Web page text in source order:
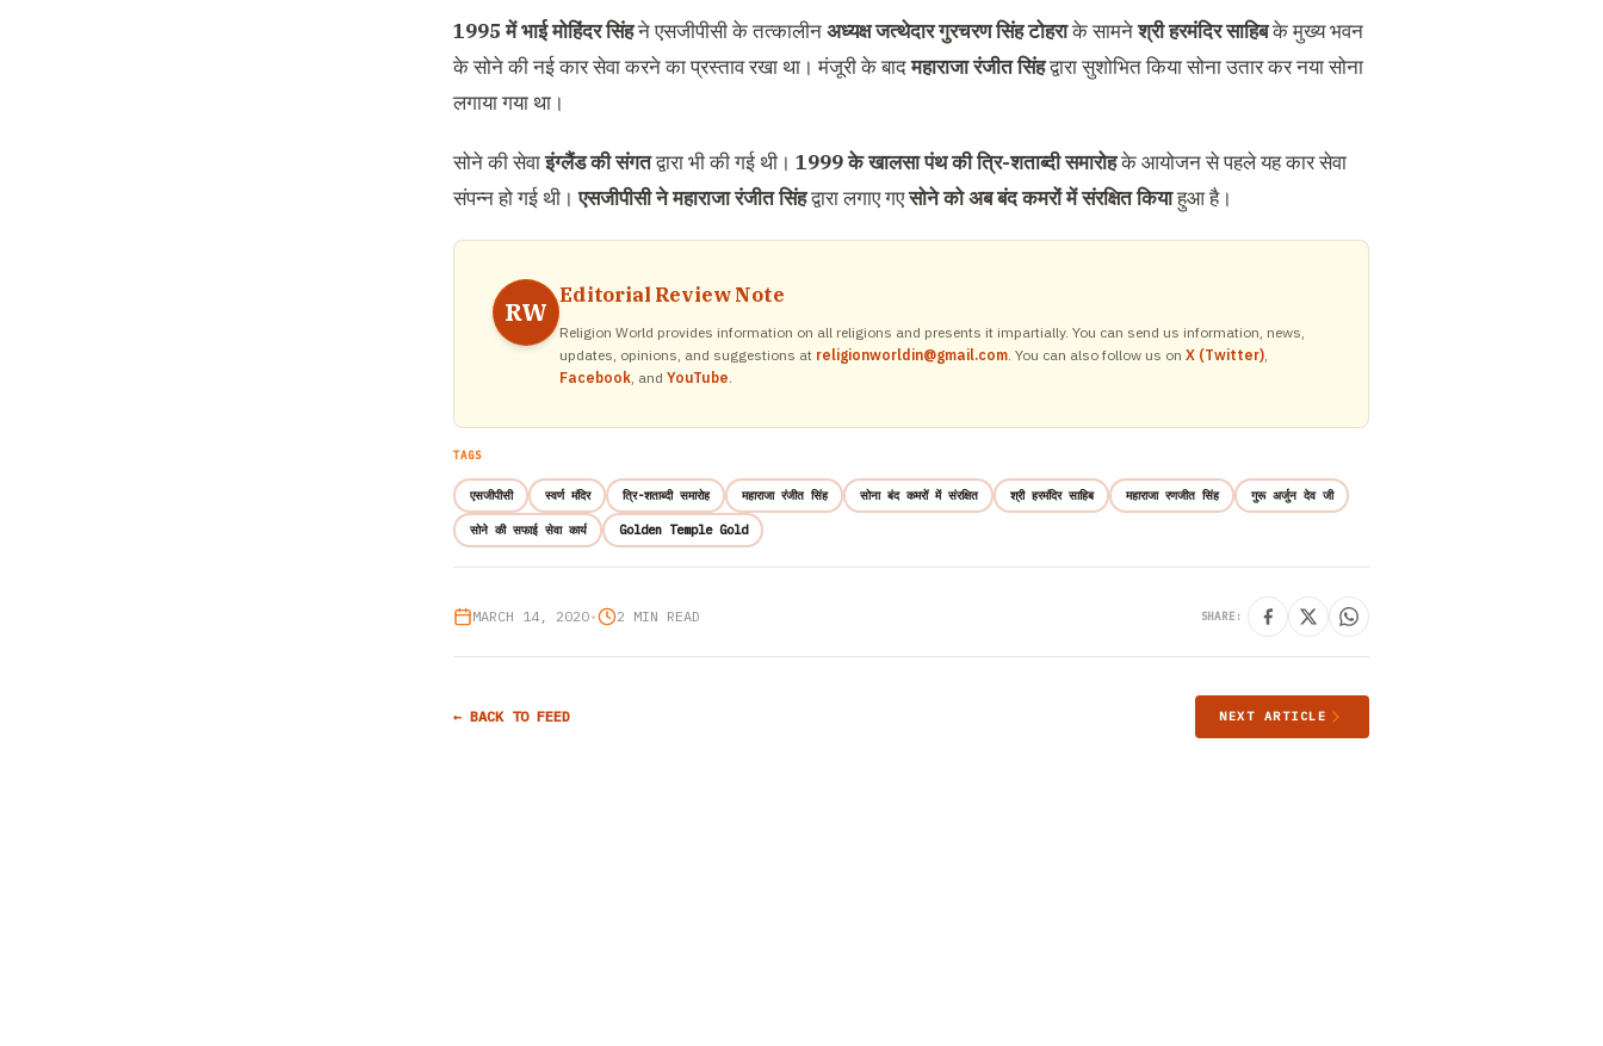
1995 में भाई मोहिंदर सिंहने एसजीपीसी के तत्कालीनअध्यक्ष जत्थेदार गुरचरण सिंह टोहराके सामनेश्री हरमंदिर साहिबके मुख्य भवन
के सोने की नई कार सेवा करने का प्रस्ताव रखा था। मंजूरी के बादमहाराजा रंजीत सिंहद्वारा सुशोभित किया सोना उतार कर नया सोना
लगाया गया था।
सोने की सेवाइंग्लैंड की संगतद्वारा भी की गई थी। 1999 के खालसा पंथ की त्रि-शताब्दी समारोहके आयोजन से पहले यह कार सेवा
संपन्न हो गई थी।एसजीपीसी ने महाराजा रंजीत सिंहद्वारा लगाए गएसोने को अब बंद कमरों में संरक्षित कियाहुआ है।
RW
Editorial Review Note
Religion World provides information on all religions and presents it impartially. You can send us information, news,
updates, opinions, and suggestions at religionworldin@gmail.com. You can also follow us on X (Twitter),
Facebook, and YouTube.
TAGS
एसजीपीसी स्वर्ण मंदिर त्रि-शताब्दी समारोह महाराजा रंजीत सिंह सोना बंद कमरों में संरक्षित श्री हरमंदिर साहिब महाराजा रणजीत सिंह गुरू अर्जुन देव जी
सोने की सफाई सेवा कार्य Golden Temple Gold
MARCH 14, 2020• 2 MIN READ SHARE:
← BACK TO FEED NEXT ARTICLE